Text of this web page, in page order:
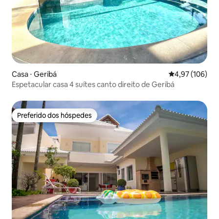
Casa ⋅ Geribá 4,97 de uma
4,97 (106)
Espetacular casa 4 suítes canto direito de Geribá
Preferido dos hóspedes
Preferido dos hóspedes